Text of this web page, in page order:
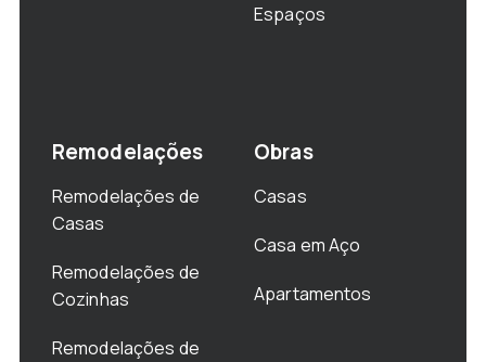
Espaços
Remodelações
Remodelações de
Casas
Remodelações de
Cozinhas
Remodelações de
Obras
Casas
Casa em Aço
Apartamentos